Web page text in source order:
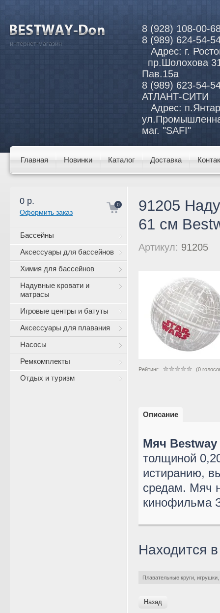
интернет-магазин
8 (928)
8 (989)
Адрес: г.
пр.Шолохова
Пав.15а
8 (989)
АТЛАНТ-
Адрес:
маг. "SAFI"
Главная Новинки Каталог Доставка
91205
61 см
Артикул: 91205
Рейтинг: (0
Описание
Мяч Bestway
толщиной
истиранию,
средам. Мяч
кинофильма
Находится
Плавательные круги,
Назад
0
0 р.
Оформить заказ
Бассейны
Аксессуары для бассейнов
Химия для бассейнов
Надувные кровати и
матрасы
Игровые центры и батуты
Аксессуары для плавания
Насосы
Ремкомплекты
Отдых и туризм